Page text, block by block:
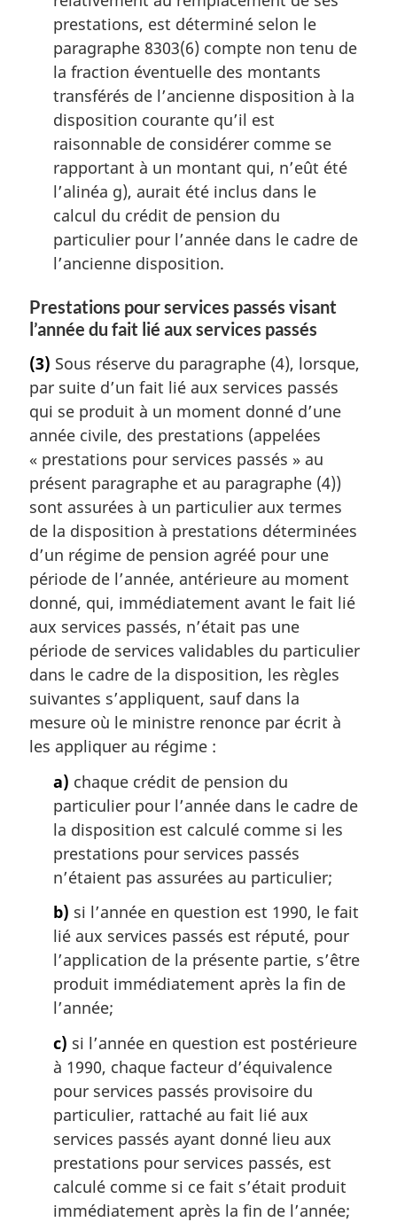
prestations, est déterminé selon le
paragraphe 8303(6) compte non tenu de
la fraction éventuelle des montants
transférés de l’ancienne disposition à la
disposition courante qu’il est
raisonnable de considérer comme se
rapportant à un montant qui, n’eût été
l’alinéa g), aurait été inclus dans le
calcul du crédit de pension du
particulier pour l’année dans le cadre de
l’ancienne disposition.
Prestations pour services passés visant
l’année du fait lié aux services passés
(3) Sous réserve du paragraphe (4), lorsque,
par suite d’un fait lié aux services passés
qui se produit à un moment donné d’une
année civile, des prestations (appelées
« prestations pour services passés » au
présent paragraphe et au paragraphe (4))
sont assurées à un particulier aux termes
de la disposition à prestations déterminées
d’un régime de pension agréé pour une
période de l’année, antérieure au moment
donné, qui, immédiatement avant le fait lié
aux services passés, n’était pas une
période de services validables du particulier
dans le cadre de la disposition, les règles
suivantes s’appliquent, sauf dans la
mesure où le ministre renonce par écrit à
les appliquer au régime :
a) chaque crédit de pension du
particulier pour l’année dans le cadre de
la disposition est calculé comme si les
prestations pour services passés
n’étaient pas assurées au particulier;
b) si l’année en question est 1990, le fait
lié aux services passés est réputé, pour
l’application de la présente partie, s’être
produit immédiatement après la fin de
l’année;
c) si l’année en question est postérieure
à 1990, chaque facteur d’équivalence
pour services passés provisoire du
particulier, rattaché au fait lié aux
services passés ayant donné lieu aux
prestations pour services passés, est
calculé comme si ce fait s’était produit
immédiatement après la fin de l’année;